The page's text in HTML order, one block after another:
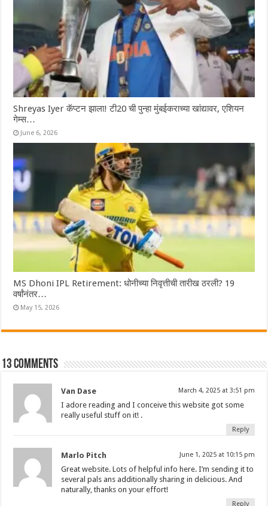
Shreyas Iyer कॅप्टन झाला! टी20 ची पुन्हा मुंबईकराच्या खांद्यावर, एशियन
गेम्स…
June 6, 2026
MS Dhoni IPL Retirement: धोनीच्या निवृत्तीची तारीख ठरली? 19
वर्षांनंतर…
May 15, 2026
13 comments
Van Dase March 4, 2025 at 3:51 pm
I adore reading and I conceive this website got some
really useful stuff on it! .
Reply
Marlo Pitch June 1, 2025 at 10:15 pm
Great website. Lots of helpful info here. I’m sending it to
several pals ans additionally sharing in delicious. And
naturally, thanks on your effort!
Reply